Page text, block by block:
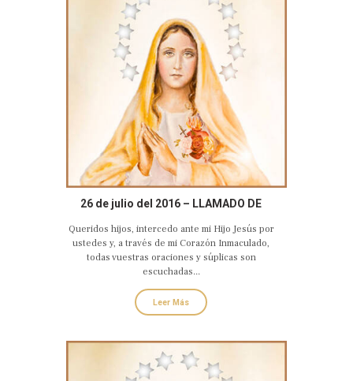
26 de julio del 2016 – LLAMADO DE
DOLOROSO E INMACULADO DE MARÍA
Queridos hijos, intercedo ante mi Hijo Jesús por
ustedes y, a través de mi Corazón Inmaculado,
todas vuestras oraciones y súplicas son
escuchadas...
Leer Más